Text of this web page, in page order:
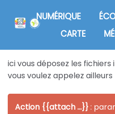
Aller au contenu principal
NUMÉRIQUE
CARTE
ici vous déposez les
vous voulez appelez
Action {{attach ...}}: